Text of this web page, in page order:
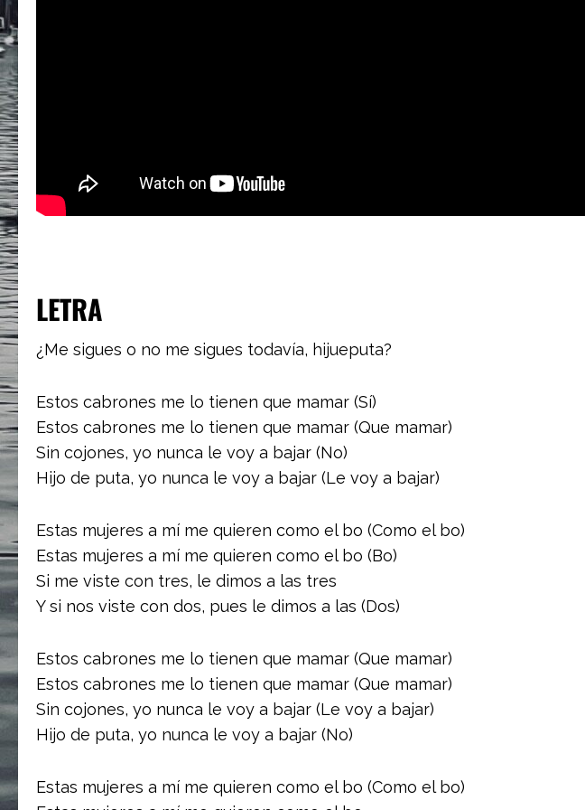
LETRA
¿Me sigues o no me sigues todavía, hijueputa?
Estos cabrones me lo tienen que mamar (Sí)
Estos cabrones me lo tienen que mamar (Que mamar)
Sin cojones, yo nunca le voy a bajar (No)
Hijo de puta, yo nunca le voy a bajar (Le voy a bajar)
Estas mujeres a mí me quieren como el bo (Como el bo)
Estas mujeres a mí me quieren como el bo (Bo)
Si me viste con tres, le dimos a las tres
Y si nos viste con dos, pues le dimos a las (Dos)
Estos cabronеs me lo tienen quе mamar (Que mamar)
Estos cabrones me lo tienen que mamar (Que mamar)
Sin cojones, yo nunca le voy a bajar (Le voy a bajar)
Hijo de puta, yo nunca le voy a bajar (No)
Estas mujeres a mí me quieren como el bo (Como el bo)